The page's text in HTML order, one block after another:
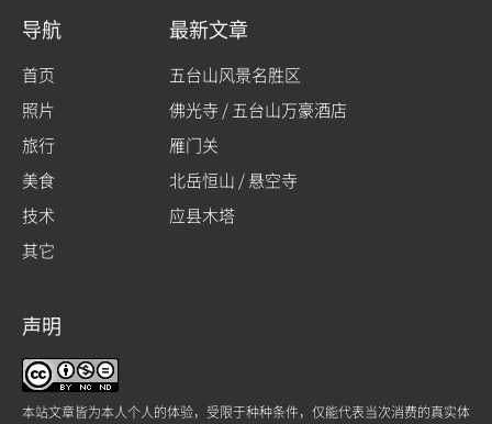
导航
首页
照片
旅行
美食
技术
其它
最新文章
五台山风景名胜区
佛光寺 / 五台山万豪酒店
雁门关
北岳恒山 / 悬空寺
应县木塔
声明
本站文章皆为本人个人的体验，受限于种种条件，仅能代表当次消费的真实体